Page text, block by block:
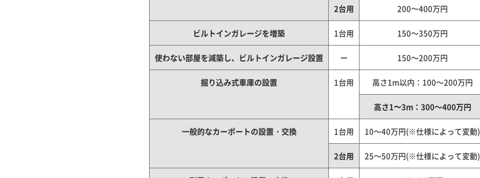
2台用 200〜400万円
ビルトインガレージを増築 1台用 150～350万円
使わない部屋を減築し、ビルトインガレージ設置 ー 150～200万円
掘り込み式車庫の設置 1台用 高さ1m以内：100～200万円
高さ1〜3m：300～400万円
一般的なカーポートの設置・交換 1台用 10～40万円(※仕様によって変動)
2台用 25～50万円(※仕様によって変動)